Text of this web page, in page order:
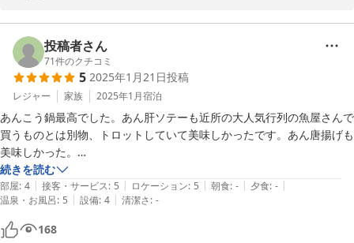
【カップル・女子会プラン】
高級常陸牛（陶板焼き　サラダ）
白身ソテー　地魚唐揚げ　海鮮釜めし
-----------------------------------------
〜阿字ヶ浦海を一望できる宿〜
潮騒の宿丸徳　　薄井
2025-05-10
ご宿泊ありがとうございました。
当館自慢のあんこう鍋、
本場ほしいもと
どれも喜んでいただけてとても嬉しいです♪
また機会がございましたら
お待ちしております。
◎本場ほしいも
そのまま食べてもＯＫ
投稿者さん
71件のクチコミ
5 2025年1月21日投稿
レジャー 家族 2025年1月宿泊
あんこう鍋最高でした。あん肝ソテーも近所の大人気行列の魚屋さんで
買うものとは別物、トロットしていて美味しかったです。あん唐揚げも
美味しかった。
お昼を抜いて臨んだのですが、量もタップリで食べきれず、最後の雑炊
とデザートを残してしまいました。ごめんなさい。同じ日に宿泊したお
隣GPさん達も同じだったみたい。学生時代だったら行けたのに（笑）
接客も丁寧でした。
続きを読む
部屋: 4 | 接客・サービス: 5 | ロケーション: 5 | 朝食: - | 夕食: - |
温泉・お風呂: 5 | 設備: 4 | 清潔さ: -
168